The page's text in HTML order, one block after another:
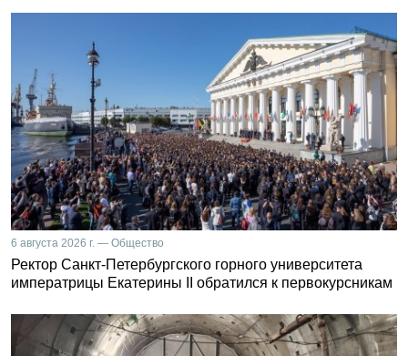
6 августа 2026 г. — Общество
Ректор Санкт-Петербургского горного университета
императрицы Екатерины II обратился к первокурсникам